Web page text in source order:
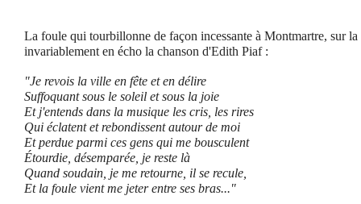
La foule qui tourbillonne de façon incessante à Montmartre, sur
invariablement en écho la chanson d'Edith Piaf :
"Je revois la ville en fête et en délire
Suffoquant sous le soleil et sous la joie
Et j'entends dans la musique les cris, les rires
Qui éclatent et rebondissent autour de moi
Et perdue parmi ces gens qui me bousculent
Étourdie, désemparée, je reste là
Quand soudain, je me retourne, il se recule,
Et la foule vient me jeter entre ses bras..."